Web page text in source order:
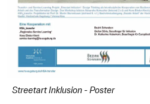
Streetart Inklusion - Poster